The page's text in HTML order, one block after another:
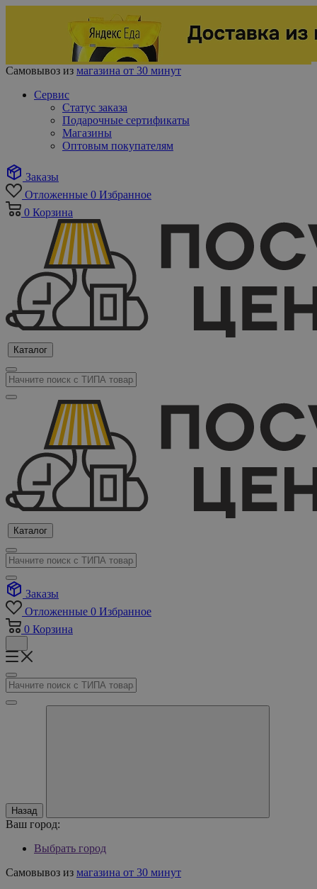
Самовывоз из магазина от 30 минут
Сервис
Статус заказа
Подарочные сертификаты
Магазины
Оптовым покупателям
Заказы
Отложенные 0 Избранное
0 Корзина
Каталог
Каталог
Заказы
Отложенные 0 Избранное
0 Корзина
Назад
Ваш город:
Выбрать город
Самовывоз из магазина от 30 минут